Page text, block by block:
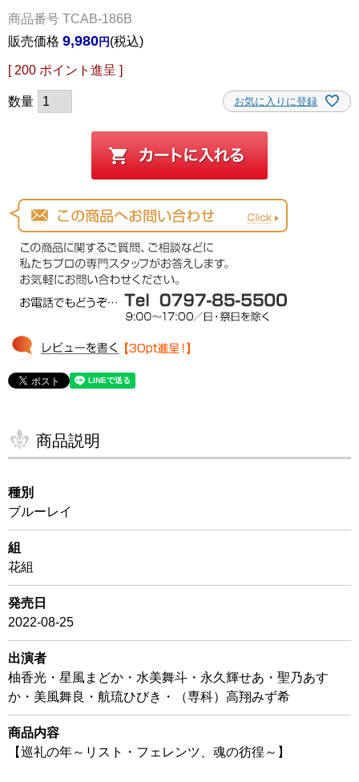
商品番号 TCAB-186B
販売価格 9,980 税込
[ 200 ポイント進呈 ]
お気に入りに登録
商品説明
種別
ブルーレイ
組
花組
発売日
2022-08-25
出演者
柚香光・星風まどか・水美舞斗・永久輝せあ・聖乃あす
か・美風舞良・航琉ひびき・（専科）高翔みず希
商品内容
【巡礼の年～リスト・フェレンツ、魂の彷徨～】